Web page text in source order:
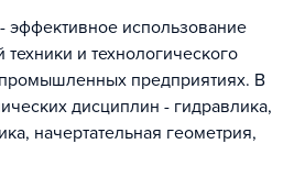
эффективное использование
и технологического
предприятиях. В
дисциплин - гидравлика,
начертательная геометрия,